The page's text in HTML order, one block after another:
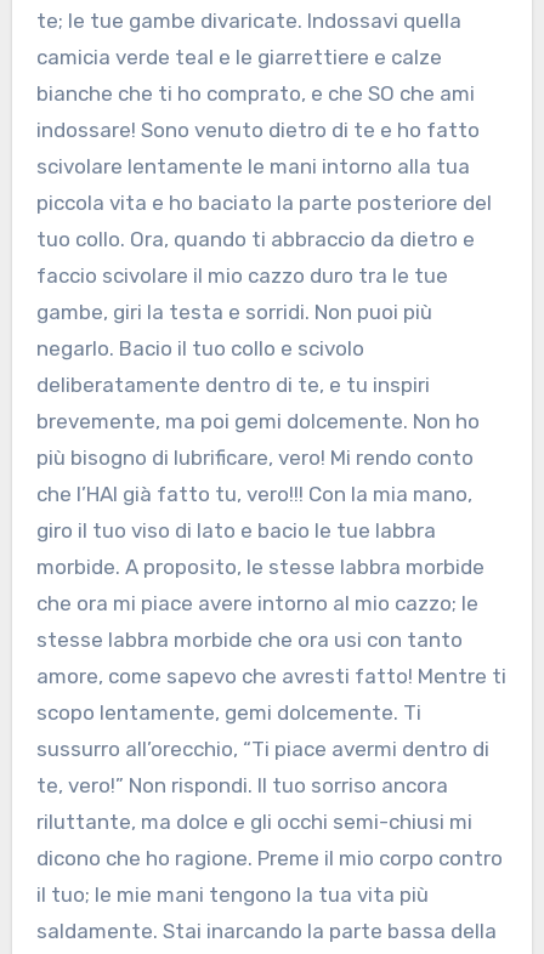
te; le tue gambe divaricate. Indossavi quella
camicia verde teal e le giarrettiere e calze
bianche che ti ho comprato, e che SO che ami
indossare! Sono venuto dietro di te e ho fatto
scivolare lentamente le mani intorno alla tua
piccola vita e ho baciato la parte posteriore del
tuo collo. Ora, quando ti abbraccio da dietro e
faccio scivolare il mio cazzo duro tra le tue
gambe, giri la testa e sorridi. Non puoi più
negarlo. Bacio il tuo collo e scivolo
deliberatamente dentro di te, e tu inspiri
brevemente, ma poi gemi dolcemente. Non ho
più bisogno di lubrificare, vero! Mi rendo conto
che l’HAI già fatto tu, vero!!! Con la mia mano,
giro il tuo viso di lato e bacio le tue labbra
morbide. A proposito, le stesse labbra morbide
che ora mi piace avere intorno al mio cazzo; le
stesse labbra morbide che ora usi con tanto
amore, come sapevo che avresti fatto! Mentre ti
scopo lentamente, gemi dolcemente. Ti
sussurro all’orecchio, “Ti piace avermi dentro di
te, vero!” Non rispondi. Il tuo sorriso ancora
riluttante, ma dolce e gli occhi semi-chiusi mi
dicono che ho ragione. Preme il mio corpo contro
il tuo; le mie mani tengono la tua vita più
saldamente. Stai inarcando la parte bassa della